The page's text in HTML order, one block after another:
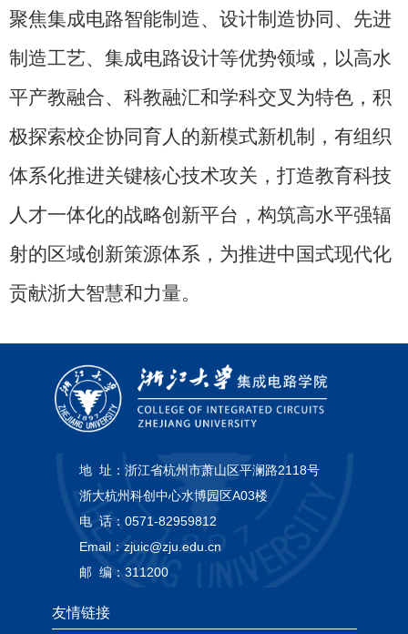
聚焦集成电路智能制造、设计制造协同、先进
制造工艺、集成电路设计等优势领域，以高水
平产教融合、科教融汇和学科交叉为特色，积
极探索校企协同育人的新模式新机制，有组织
体系化推进关键核心技术攻关，打造教育科技
人才一体化的战略创新平台，构筑高水平强辐
射的区域创新策源体系，为推进中国式现代化
贡献浙大智慧和力量。
地 址： 浙江省杭州市萧山区平澜路2118号
浙大杭州科创中心水博园区A03楼
电 话： 0571-82959812
Email： zjuic@zju.edu.cn
邮 编： 311200
友情链接